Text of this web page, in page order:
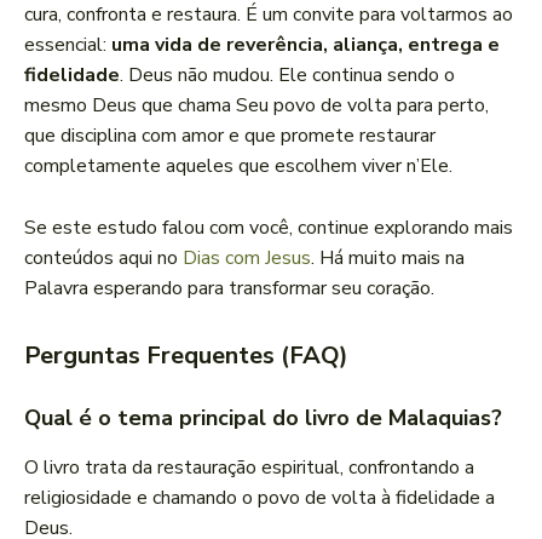
cura, confronta e restaura. É um convite para voltarmos ao
essencial: uma vida de reverência, aliança, entrega e
fidelidade. Deus não mudou. Ele continua sendo o
mesmo Deus que chama Seu povo de volta para perto,
que disciplina com amor e que promete restaurar
completamente aqueles que escolhem viver n’Ele.
Se este estudo falou com você, continue explorando mais
conteúdos aqui no Dias com Jesus. Há muito mais na
Palavra esperando para transformar seu coração.
Perguntas Frequentes (FAQ)
Qual é o tema principal do livro de Malaquias?
O livro trata da restauração espiritual, confrontando a
religiosidade e chamando o povo de volta à fidelidade a
Deus.